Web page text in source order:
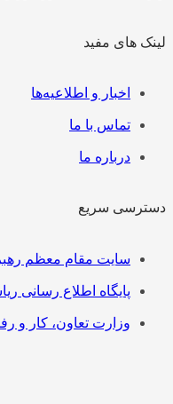
های مفید
اخبار و اطلاعیه‌ها
تماس با ما
درباره ما
سریع
سایت مقام معظم رهبری
پایگاه اطلاع رسانی
وزارت تعاون، کار و رفاه